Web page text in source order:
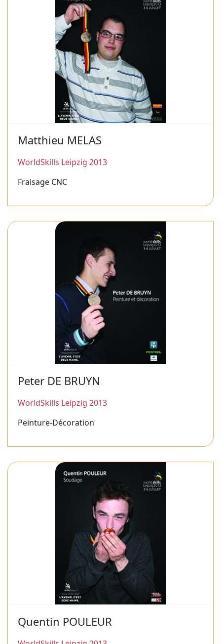
Matthieu MELAS
WorldSkills Leipzig 2013
Fraisage CNC
Peter DE BRUYN
WorldSkills Leipzig 2013
Peinture-Décoration
Quentin POULEUR